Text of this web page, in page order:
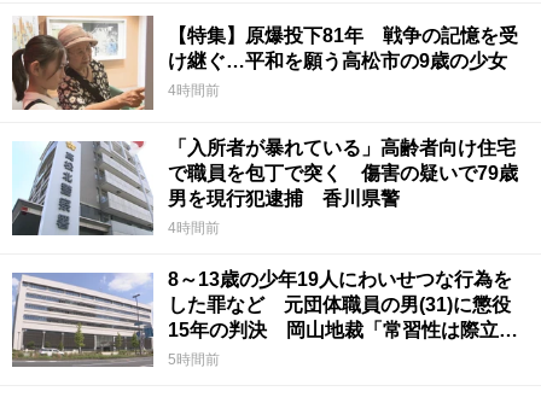
【特集】原爆投下81年 戦争の記憶を受
け継ぐ…平和を願う高松市の9歳の少女
4時間前
「入所者が暴れている」高齢者向け住宅
で職員を包丁で突く 傷害の疑いで79歳
男を現行犯逮捕 香川県警
4時間前
8～13歳の少年19人にわいせつな行為を
した罪など 元団体職員の男(31)に懲役
15年の判決 岡山地裁「常習性は際立っ
ていて被害結果も非常に重い」
5時間前